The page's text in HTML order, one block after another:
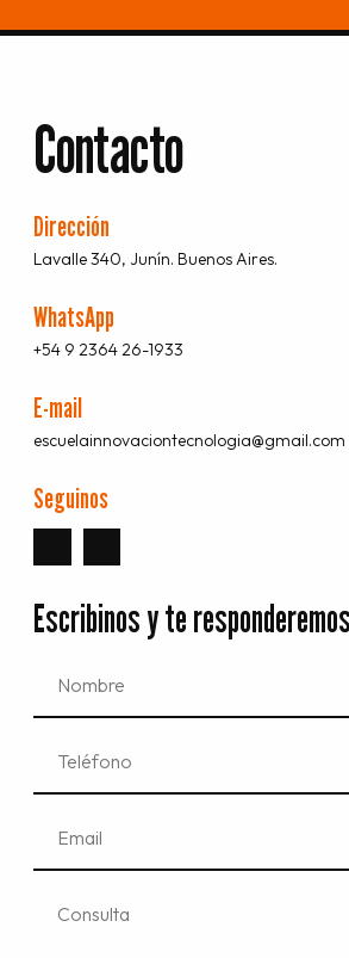
Contacto
Dirección
Lavalle 340, Junín. Buenos Aires.
WhatsApp
+54 9 2364 26-1933
E-mail
escuelainnovaciontecnologia@gmail.com
Seguinos
Escribinos y te